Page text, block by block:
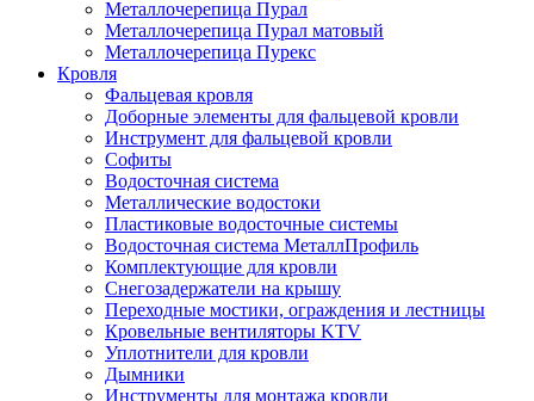
Металлочерепица Пурал
Металлочерепица Пурал матовый
Металлочерепица Пурекс
Кровля
Фальцевая кровля
Доборные элементы для фальцевой кровли
Инструмент для фальцевой кровли
Софиты
Водосточная система
Металлические водостоки
Пластиковые водосточные системы
Водосточная система МеталлПрофиль
Комплектующие для кровли
Снегозадержатели на крышу
Переходные мостики, ограждения и лестницы
Кровельные вентиляторы KTV
Уплотнители для кровли
Дымники
Инструменты для монтажа кровли